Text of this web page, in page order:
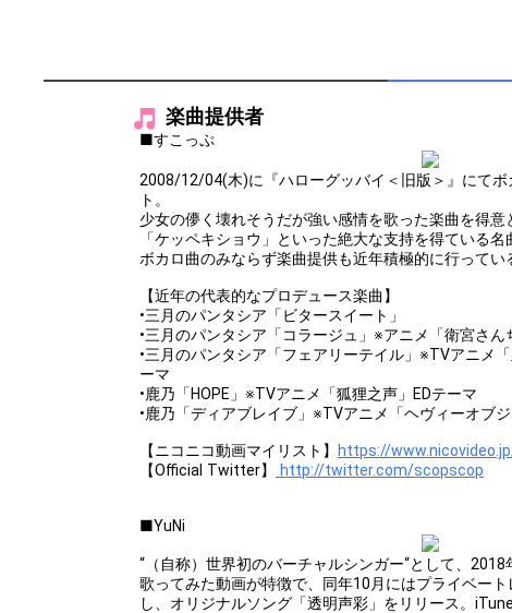
楽曲提供者
■すこっぷ
2008/12/04(木)に『ハローグッバイ＜旧版＞』にてボ
ト。
少女の儚く壊れそうだが強い感情を歌った楽曲を得意
「ケッペキショウ」といった絶大な支持を得ている名
ボカロ曲のみならず楽曲提供も近年積極的に行ってい
【近年の代表的なプロデュース楽曲】
•三月のパンタシア「ビタースイート」
•三月のパンタシア「コラージュ」※アニメ「衛宮さん
•三月のパンタシア「フェアリーテイル」※TVアニメ
ーマ
•鹿乃「HOPE」※TVアニメ「狐狸之声」EDテーマ
•鹿乃「ディアブレイブ」※TVアニメ「ヘヴィーオブ
【ニコニコ動画マイリスト】
https://
【Official Twitter】
http://twitter.com/scopscop
■YuNi
“（自称）世界初のバーチャルシンガー“として、2018
歌ってみた動画が特徴で、同年10月にはプライベー
し、オリジナルソング「透明声彩」をリリース。